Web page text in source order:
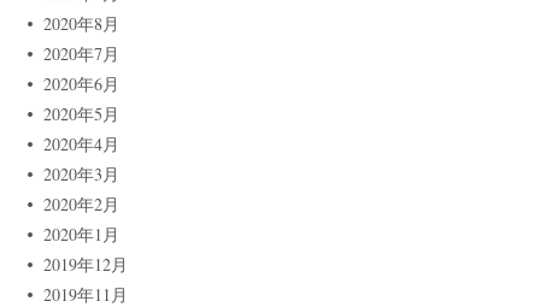
2020年8月
2020年7月
2020年6月
2020年5月
2020年4月
2020年3月
2020年2月
2020年1月
2019年12月
2019年11月